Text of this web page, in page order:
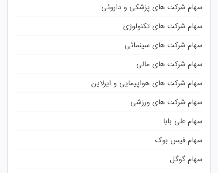
سهام شرکت های پزشکی و داروئی
سهام شرکت های تکنولوژی
سهام شرکت های سینمائی
سهام شرکت های مالی
سهام شرکت های هواپیمایی و ایرلاین
سهام شرکت های ورزشی
سهام علی بابا
سهام فیس بوک
سهام گوگل